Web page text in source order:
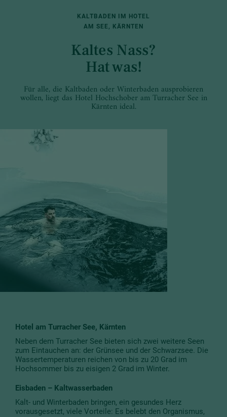
KALTBADEN IM HOTEL
AM SEE, KÄRNTEN
Kaltes Nass?
Hat was!
Für alle, die Kaltbaden oder Winterbaden ausprobieren
wollen, liegt das Hotel Hochschober am Turracher See in
Kärnten ideal.
Hotel am Turracher See, Kärnten
Neben dem Turracher See bieten sich zwei weitere Seen
zum Eintauchen an: der Grünsee und der Schwarzsee. Die
Wassertemperaturen reichen von bis zu 20 Grad im
Hochsommer bis zu eisigen 2 Grad im Winter.
Eisbaden – Kaltwasserbaden
Kalt- und Winterbaden bringen, ein gesundes Herz
vorausgesetzt, viele Vorteile: Es belebt den Organismus,